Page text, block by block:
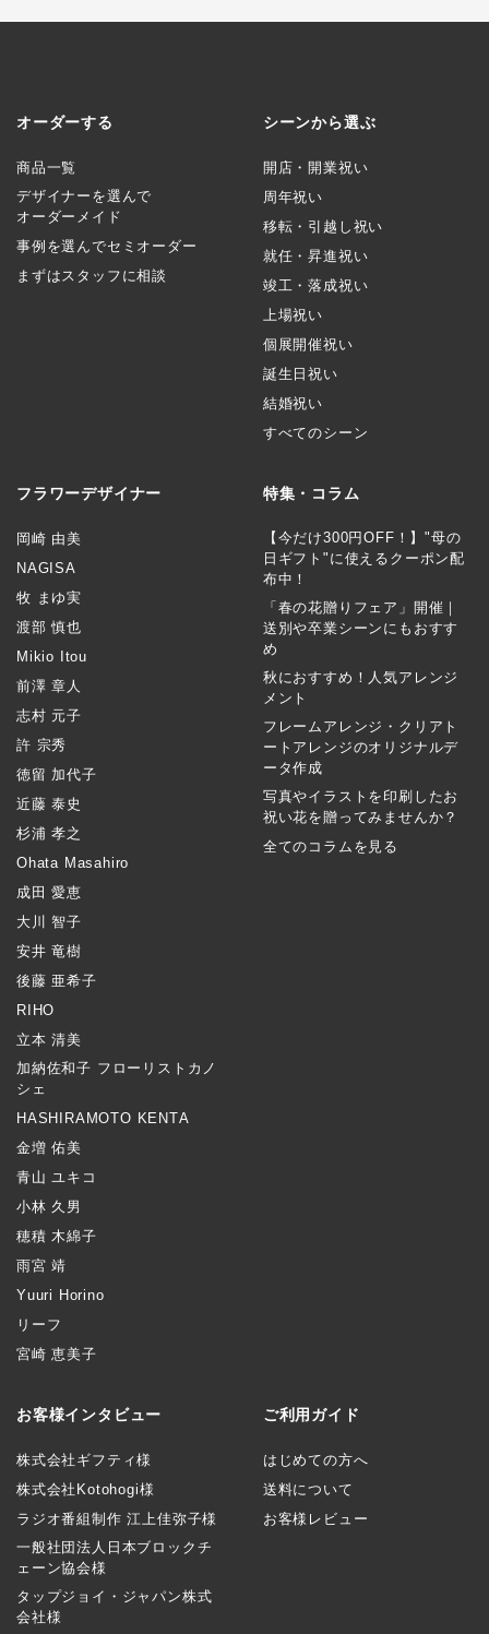
オーダーする
商品一覧
デザイナーを選んで
オーダーメイド
事例を選んでセミオーダー
まずはスタッフに相談
シーンから選ぶ
開店・開業祝い
周年祝い
移転・引越し祝い
就任・昇進祝い
竣工・落成祝い
上場祝い
個展開催祝い
誕生日祝い
結婚祝い
すべてのシーン
フラワーデザイナー
岡崎 由美
NAGISA
牧 まゆ実
渡部 慎也
Mikio Itou
前澤 章人
志村 元子
許 宗秀
徳留 加代子
近藤 泰史
杉浦 孝之
Ohata Masahiro
成田 愛恵
大川 智子
安井 竜樹
後藤 亜希子
RIHO
立本 清美
加納佐和子 フローリストカノ
シェ
HASHIRAMOTO KENTA
金増 佑美
青山 ユキコ
小林 久男
穂積 木綿子
雨宮 靖
Yuuri Horino
リーフ
宮崎 恵美子
特集・コラム
【今だけ300円OFF！】"母の
日ギフト"に使えるクーポン配
布中！
「春の花贈りフェア」開催｜
送別や卒業シーンにもおすす
め
秋におすすめ！人気アレンジ
メント
フレームアレンジ・クリアト
ートアレンジのオリジナルデ
ータ作成
写真やイラストを印刷したお
祝い花を贈ってみませんか？
全てのコラムを見る
お客様インタビュー
株式会社ギフティ様
株式会社Kotohogi様
ラジオ番組制作 江上佳弥子様
一般社団法人日本ブロックチ
ェーン協会様
タップジョイ・ジャパン株式
会社様
ご利用ガイド
はじめての方へ
送料について
お客様レビュー